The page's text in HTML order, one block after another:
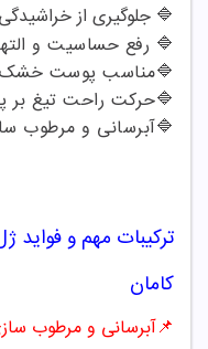
🔷 جلوگیری از
🔷 رفع حساسیت و
🔷مناسب پوست خشک
🔷حرکت راحت تیغ
🔷آبرسانی و مرطوب
ترکیبات مهم و فواید
کامان
📌آبرسانی و مرطوب